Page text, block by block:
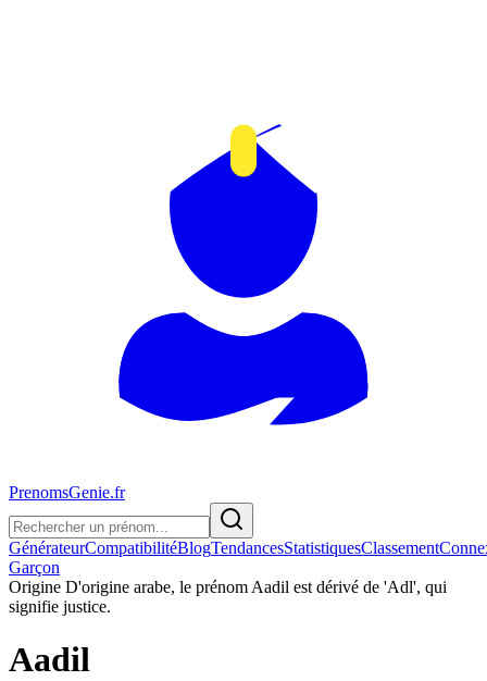
PrenomsGenie.fr
GénérateurCompatibilitéBlogTendancesStatistiquesClassement
Garçon
Origine D'origine arabe, le prénom Aadil est dérivé de 'Adl', qui
signifie justice.
Aadil